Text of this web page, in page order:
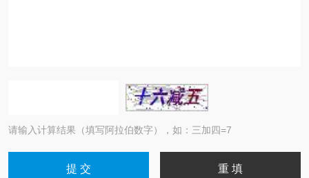
请输入计算结果（填写阿拉伯数字），如：三加四=7